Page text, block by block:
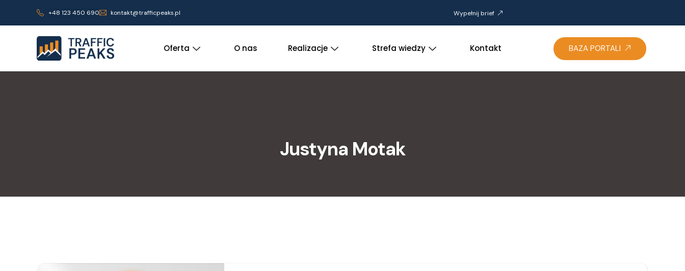
+48 123 450 690 kontakt@trafficpeaks.pl Wypełnij brief
Oferta O nas Realizacje Strefa wiedzy Kontakt BAZA PORTALI
Justyna Motak